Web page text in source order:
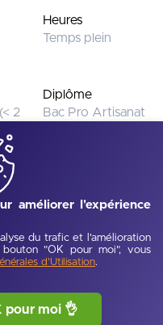
améliorer l'expérience
du trafic et l'amélioration
"OK pour moi", vous
d'Utilisation.
pour moi 👌
Heures
Temps plein
2
Diplôme
Bac Pro Artisanat
10/09/2025
et de l’emploi